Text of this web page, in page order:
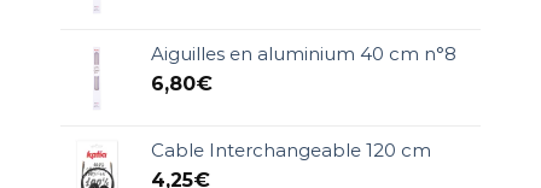
Aiguilles en aluminium 40 cm n°8
6,80€
Cable Interchangeable 120 cm
4,25€